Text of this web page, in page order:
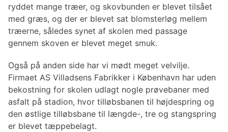
ryddet mange træer, og skovbunden er blevet tilsået
med græs, og der er blevet sat blomsterløg mellem
træerne, således synet af skolen med passage
gennem skoven er blevet meget smuk.
Også på anden side har vi mødt meget velvilje.
Firmaet AS Villadsens Fabrikker i København har uden
bekostning for skolen udlagt nogle prøvebaner med
asfalt på stadion, hvor tilløbsbanen til højdespring og
den østlige tilløbsbane til længde-, tre og stangspring
er blevet tæppebelagt.